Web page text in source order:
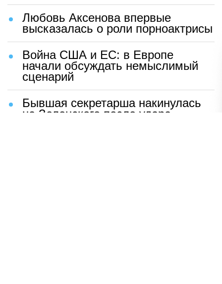
Любовь Аксенова впервые
высказалась о роли порноактрисы
Война США и ЕС: в Европе
начали обсуждать немыслимый
сценарий
Бывшая секретарша накинулась
на Зеленского после удара